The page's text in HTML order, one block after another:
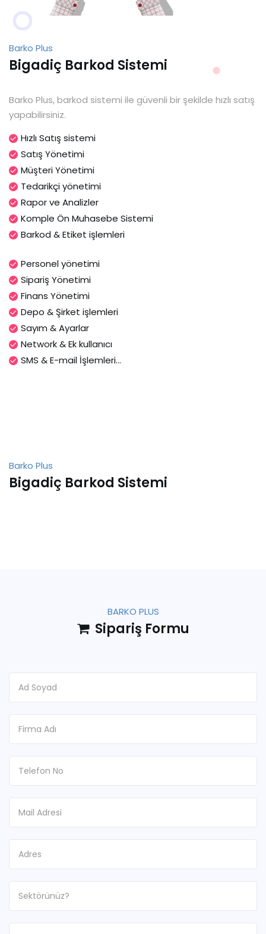
Barko Plus
Bigadiç Barkod Sistemi
Barko Plus, barkod sistemi ile güvenli bir şekilde hızlı satış
yapabilirsiniz.
Hızlı Satış sistemi
Satış Yönetimi
Müşteri Yönetimi
Tedarikçi yönetimi
Rapor ve Analizler
Komple Ön Muhasebe Sistemi
Barkod & Etiket işlemleri
Personel yönetimi
Sipariş Yönetimi
Finans Yönetimi
Depo & Şirket işlemleri
Sayım & Ayarlar
Network & Ek kullanıcı
SMS & E-mail İşlemleri...
Barko Plus
Bigadiç Barkod Sistemi
BARKO PLUS
Sipariş Formu